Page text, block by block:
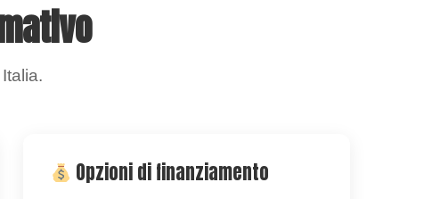
Opzioni di finanziamento